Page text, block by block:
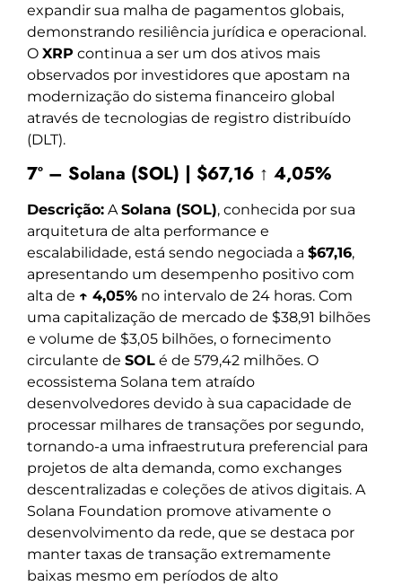
expandir sua malha de pagamentos globais,
demonstrando resiliência jurídica e operacional.
O XRP continua a ser um dos ativos mais
observados por investidores que apostam na
modernização do sistema financeiro global
através de tecnologias de registro distribuído
(DLT).
7º – Solana (SOL) | $67,16 ↑ 4,05%
Descrição: ASolana (SOL), conhecida por sua
arquitetura de alta performance e
escalabilidade, está sendo negociada a $67,16,
apresentando um desempenho positivo com
alta de ↑ 4,05% no intervalo de 24 horas. Com
uma capitalização de mercado de $38,91 bilhões
e volume de $3,05 bilhões, o fornecimento
circulante de SOL é de 579,42 milhões. O
ecossistema Solana tem atraído
desenvolvedores devido à sua capacidade de
processar milhares de transações por segundo,
tornando-a uma infraestrutura preferencial para
projetos de alta demanda, como exchanges
descentralizadas e coleções de ativos digitais. A
Solana Foundation promove ativamente o
desenvolvimento da rede, que se destaca por
manter taxas de transação extremamente
baixas mesmo em períodos de alto